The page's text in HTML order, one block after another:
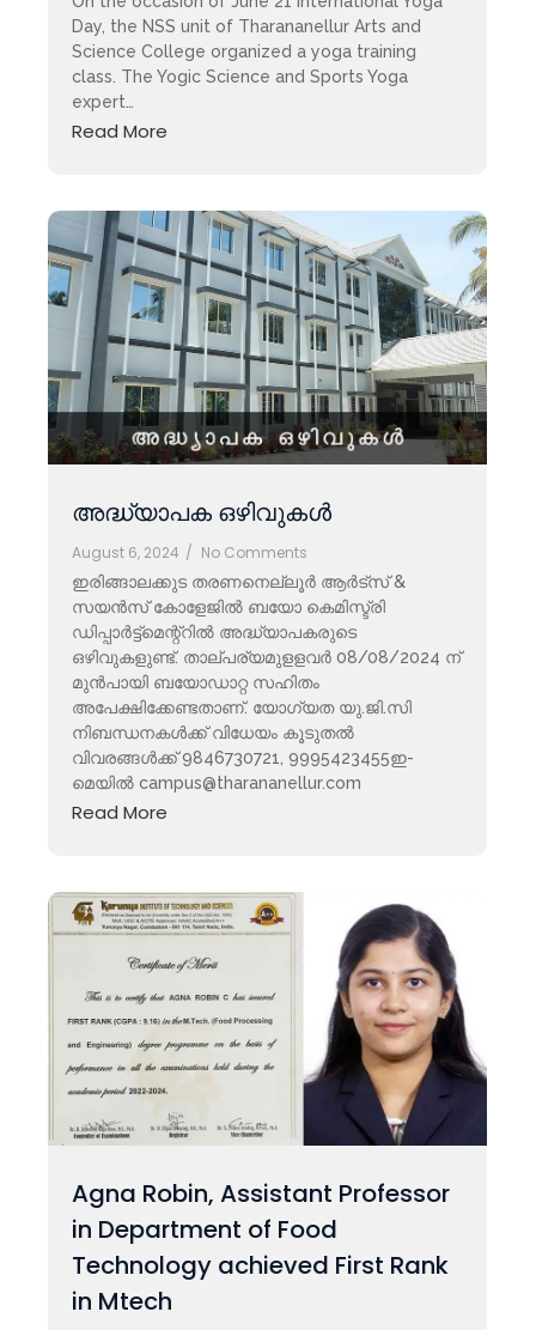
Day, the NSS unit of Tharananellur Arts and
Science College organized a yoga training
class. The Yogic Science and Sports Yoga
expert…
Read More
അദ്ധ്യാപക ഒഴിവുകൾ
August 6, 2024 / No Comments
ഇരിങ്ങാലക്കുട തരണനെല്ലൂർ ആർട്‌സ് &
സയൻസ് കോളേജിൽ ബയോ കെമിസ്ട്രി
ഡിപ്പാർട്ട്മെന്റ്റിൽ അദ്ധ്യാപകരുടെ
ഒഴിവുകളുണ്ട്. താല്‌പര്യമുളളവർ 08/08/2024 ന്
മുൻപായി ബയോഡാറ്റ സഹിതം
അപേക്ഷിക്കേണ്ടതാണ്. യോഗ്യത യു.ജി.സി
നിബന്ധനകൾക്ക് വിധേയം കൂടുതൽ
വിവരങ്ങൾക്ക് 9846730721, 9995423455ഇ-
മെയിൽ campus@tharananellur.com
Read More
Agna Robin, Assistant Professor
in Department of Food
Technology achieved First Rank
in Mtech